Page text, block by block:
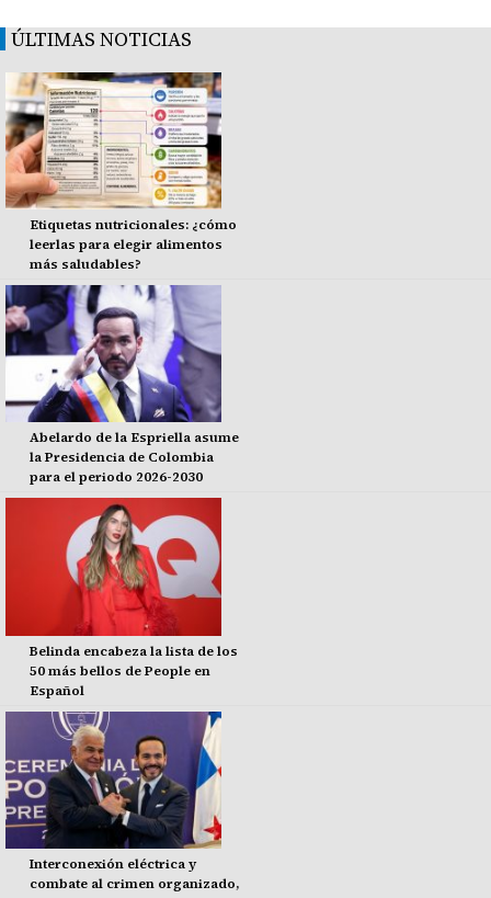
ÚLTIMAS NOTICIAS
Etiquetas nutricionales: ¿cómo
leerlas para elegir alimentos
más saludables?
Abelardo de la Espriella asume
la Presidencia de Colombia
para el periodo 2026-2030
Belinda encabeza la lista de los
50 más bellos de People en
Español
Interconexión eléctrica y
combate al crimen organizado,